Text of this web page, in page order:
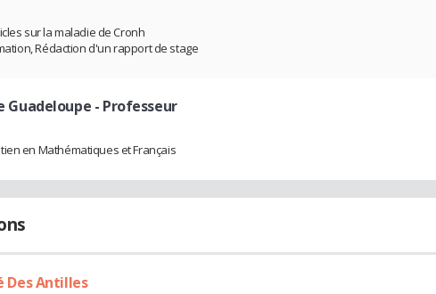
sur la maladie de Cronh
Rédaction d'un rapport de stage
Guadeloupe - Professeur
en Mathématiques et Français
Des Antilles